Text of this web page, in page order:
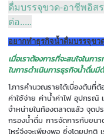
ดื่มบรรจุขวด-อาชีพอิส
ต่อ.....
อยากทำธุรกิจน้ำดื่มบรรจุขว
เมื่อเราต้องการที่จะสนใจในก
ในการดำเนินการธุรกิจน้ำดื่มมี
1.การคำนวณรายได้เบื่องต้นที่
ค่าใช้จ่าย ค่าน้ำค่าไฟ อุปกรณ์
จำหน่ายในท้องตลาดแล้ว จุดป
กรองน้ำดื่ม การจัดการกับขนา
ไหร่จึงจะเพียงพอ ซึ่งโดยปกติ